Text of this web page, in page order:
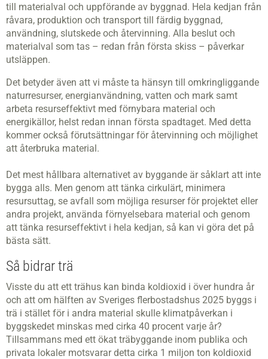
till materialval och uppförande av byggnad. Hela kedjan från
råvara, produktion och transport till färdig byggnad,
användning, slutskede och återvinning. Alla beslut och
materialval som tas – redan från första skiss – påverkar
utsläppen.
Det betyder även att vi måste ta hänsyn till omkringliggande
naturresurser, energianvändning, vatten och mark samt
arbeta resurseffektivt med förnybara material och
energikällor, helst redan innan första spadtaget. Med detta
kommer också förutsättningar för återvinning och möjlighet
att återbruka material.
Det mest hållbara alternativet av byggande är såklart att inte
bygga alls. Men genom att tänka cirkulärt, minimera
resursuttag, se avfall som möjliga resurser för projektet eller
andra projekt, använda förnyelsebara material och genom
att tänka resurseffektivt i hela kedjan, så kan vi göra det på
bästa sätt.
Så bidrar trä
Visste du att ett trähus kan binda koldioxid i över hundra år
och att om hälften av Sveriges flerbostadshus 2025 byggs i
trä i stället för i andra material skulle klimatpåverkan i
byggskedet minskas med cirka 40 procent varje år?
Tillsammans med ett ökat träbyggande inom publika och
privata lokaler motsvarar detta cirka 1 miljon ton koldioxid